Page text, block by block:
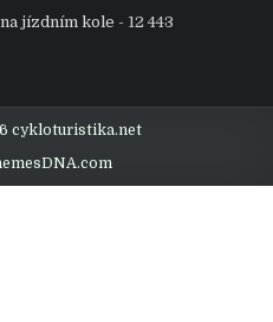
jízdním kole - 12 443
cykloturistika.net